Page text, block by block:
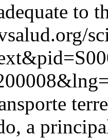
to
a